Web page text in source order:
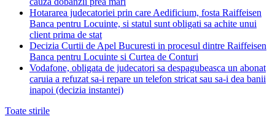
Hotararea judecatoriei prin care Aedificium, fosta Raiffeisen
Banca pentru Locuinte, si statul sunt obligati sa achite unui
client prima de stat
Decizia Curtii de Apel Bucuresti in procesul dintre Raiffeisen
Banca pentru Locuinte si Curtea de Conturi
Vodafone, obligata de judecatori sa despagubeasca un abonat
caruia a refuzat sa-i repare un telefon stricat sau sa-i dea banii
inapoi (decizia instantei)
Toate stirile